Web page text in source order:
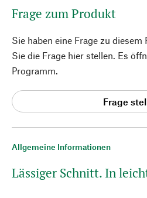
Allgemeine Informationen
Lässiger Schnitt. In
Frage zum Produkt
Sie haben eine Frage zu diesem
Sie die Frage hier stellen. Es
Programm.
Frage